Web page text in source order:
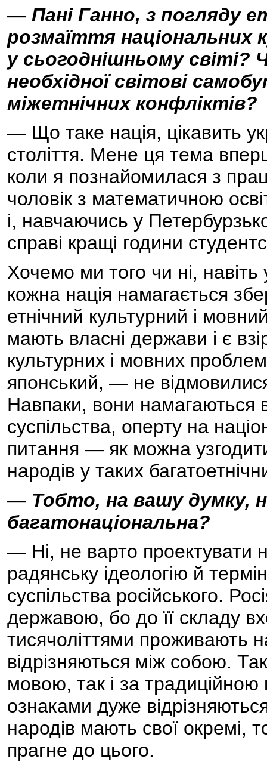
— Пані Ганно, з погляду
розмаїття національних
у сьогоднішньому світі?
необхідної світові
міжетнічних конфліктів?
— Що таке нація, цікавить
століття. Мене ця тема
коли я познайомилася з
чоловік з математичною
і, навчаючись у
справі кращі години
Хочемо ми того чи ні,
кожна нація намагається
етнічний культурний і
мають власні держави і є
культурних і мовних
японський, — не
Навпаки, вони намагаються
суспільства, оперту на
питання — як можна
народів у таких
— Тобто, на вашу думку,
багатонаціональна?
— Ні, не варто проектувати
радянську ідеологію й
суспільства російського.
державою, бо до її складу
тисячоліттями проживають
відрізняються між собою.
мовою, так і за
ознаками дуже
народів мають свої окремі,
прагне до цього.